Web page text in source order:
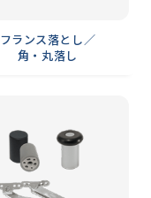
フランス落とし／
角・丸落し